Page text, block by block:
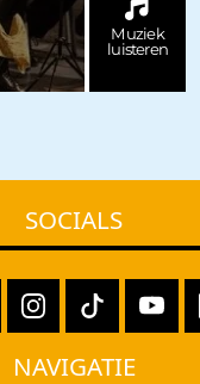
Muziek
luisteren
SOCIALS
NAVIGATIE